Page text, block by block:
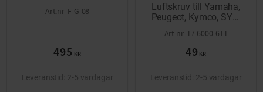
F-G-08
495 KR
2-5 vardagar
Luftskruv till Yamaha,
Peugeot, Kymco, SYM
modeller med Gurtner-
förgasare.
17-6000-611
49 KR
2-5 vardagar